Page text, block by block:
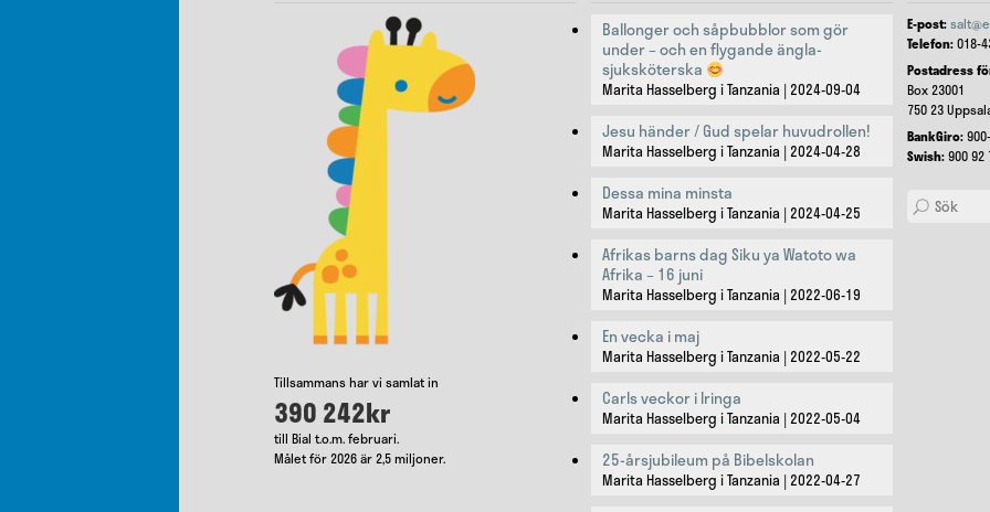
Tillsammans har vi samlat in
390 242kr
till Bial t.o.m. februari.
Målet för 2026 är 2,5 miljoner.
Ballonger och såpbubblor som gör
under – och en flygande ängla-
sjuksköterska
Marita Hasselberg i Tanzania 2024-09-04
Jesu händer / Gud spelar huvudrollen!
Marita Hasselberg i Tanzania 2024-04-28
Dessa mina minsta
Marita Hasselberg i Tanzania 2024-04-25
Afrikas barns dag Siku ya Watoto wa
Afrika – 16 juni
Marita Hasselberg i Tanzania 2022-06-19
En vecka i maj
Marita Hasselberg i Tanzania 2022-05-22
Carls veckor i Iringa
Marita Hasselberg i Tanzania 2022-05-04
25-årsjubileum på Bibelskolan
Marita Hasselberg i Tanzania 2022-04-27
E-post:
Telefon:018-
Postadress
Box 23001
750 23
BankGiro:
Swish:900 92
Search